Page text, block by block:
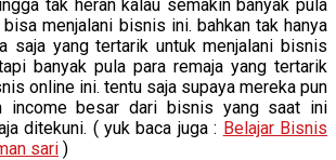
tak heran kalau semakin banyak pula
menjalani bisnis ini. bahkan tak hanya
saja yang tertarik untuk menjalani bisnis
banyak pula para remaja yang tertarik
online ini. tentu saja supaya mereka pun
income besar dari bisnis yang saat ini
ditekuni. ( yuk baca juga : Belajar Bisnis
sari )